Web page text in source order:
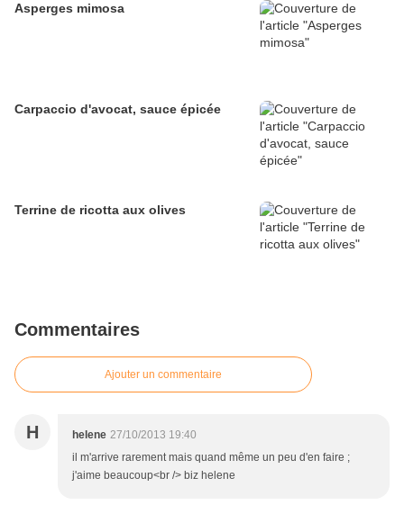
Asperges mimosa
Carpaccio d'avocat, sauce épicée
Terrine de ricotta aux olives
Commentaires
Ajouter un commentaire
H helene 27/10/2013 19:40
il m'arrive rarement mais quand même un peu d'en faire ;
j'aime beaucoup<br /> biz helene